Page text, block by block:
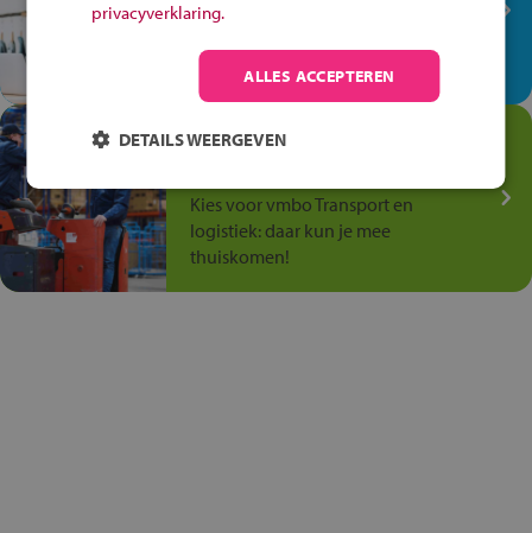
Ontdek via het vmbo jouw talent
anders is!
Jouw talent in de
Kies voor vmbo Transport en
logistiek: daar kun je mee
thuiskomen!
privacyverklaring.
ALLES ACCEPTEREN
DETAILS WEERGEVEN